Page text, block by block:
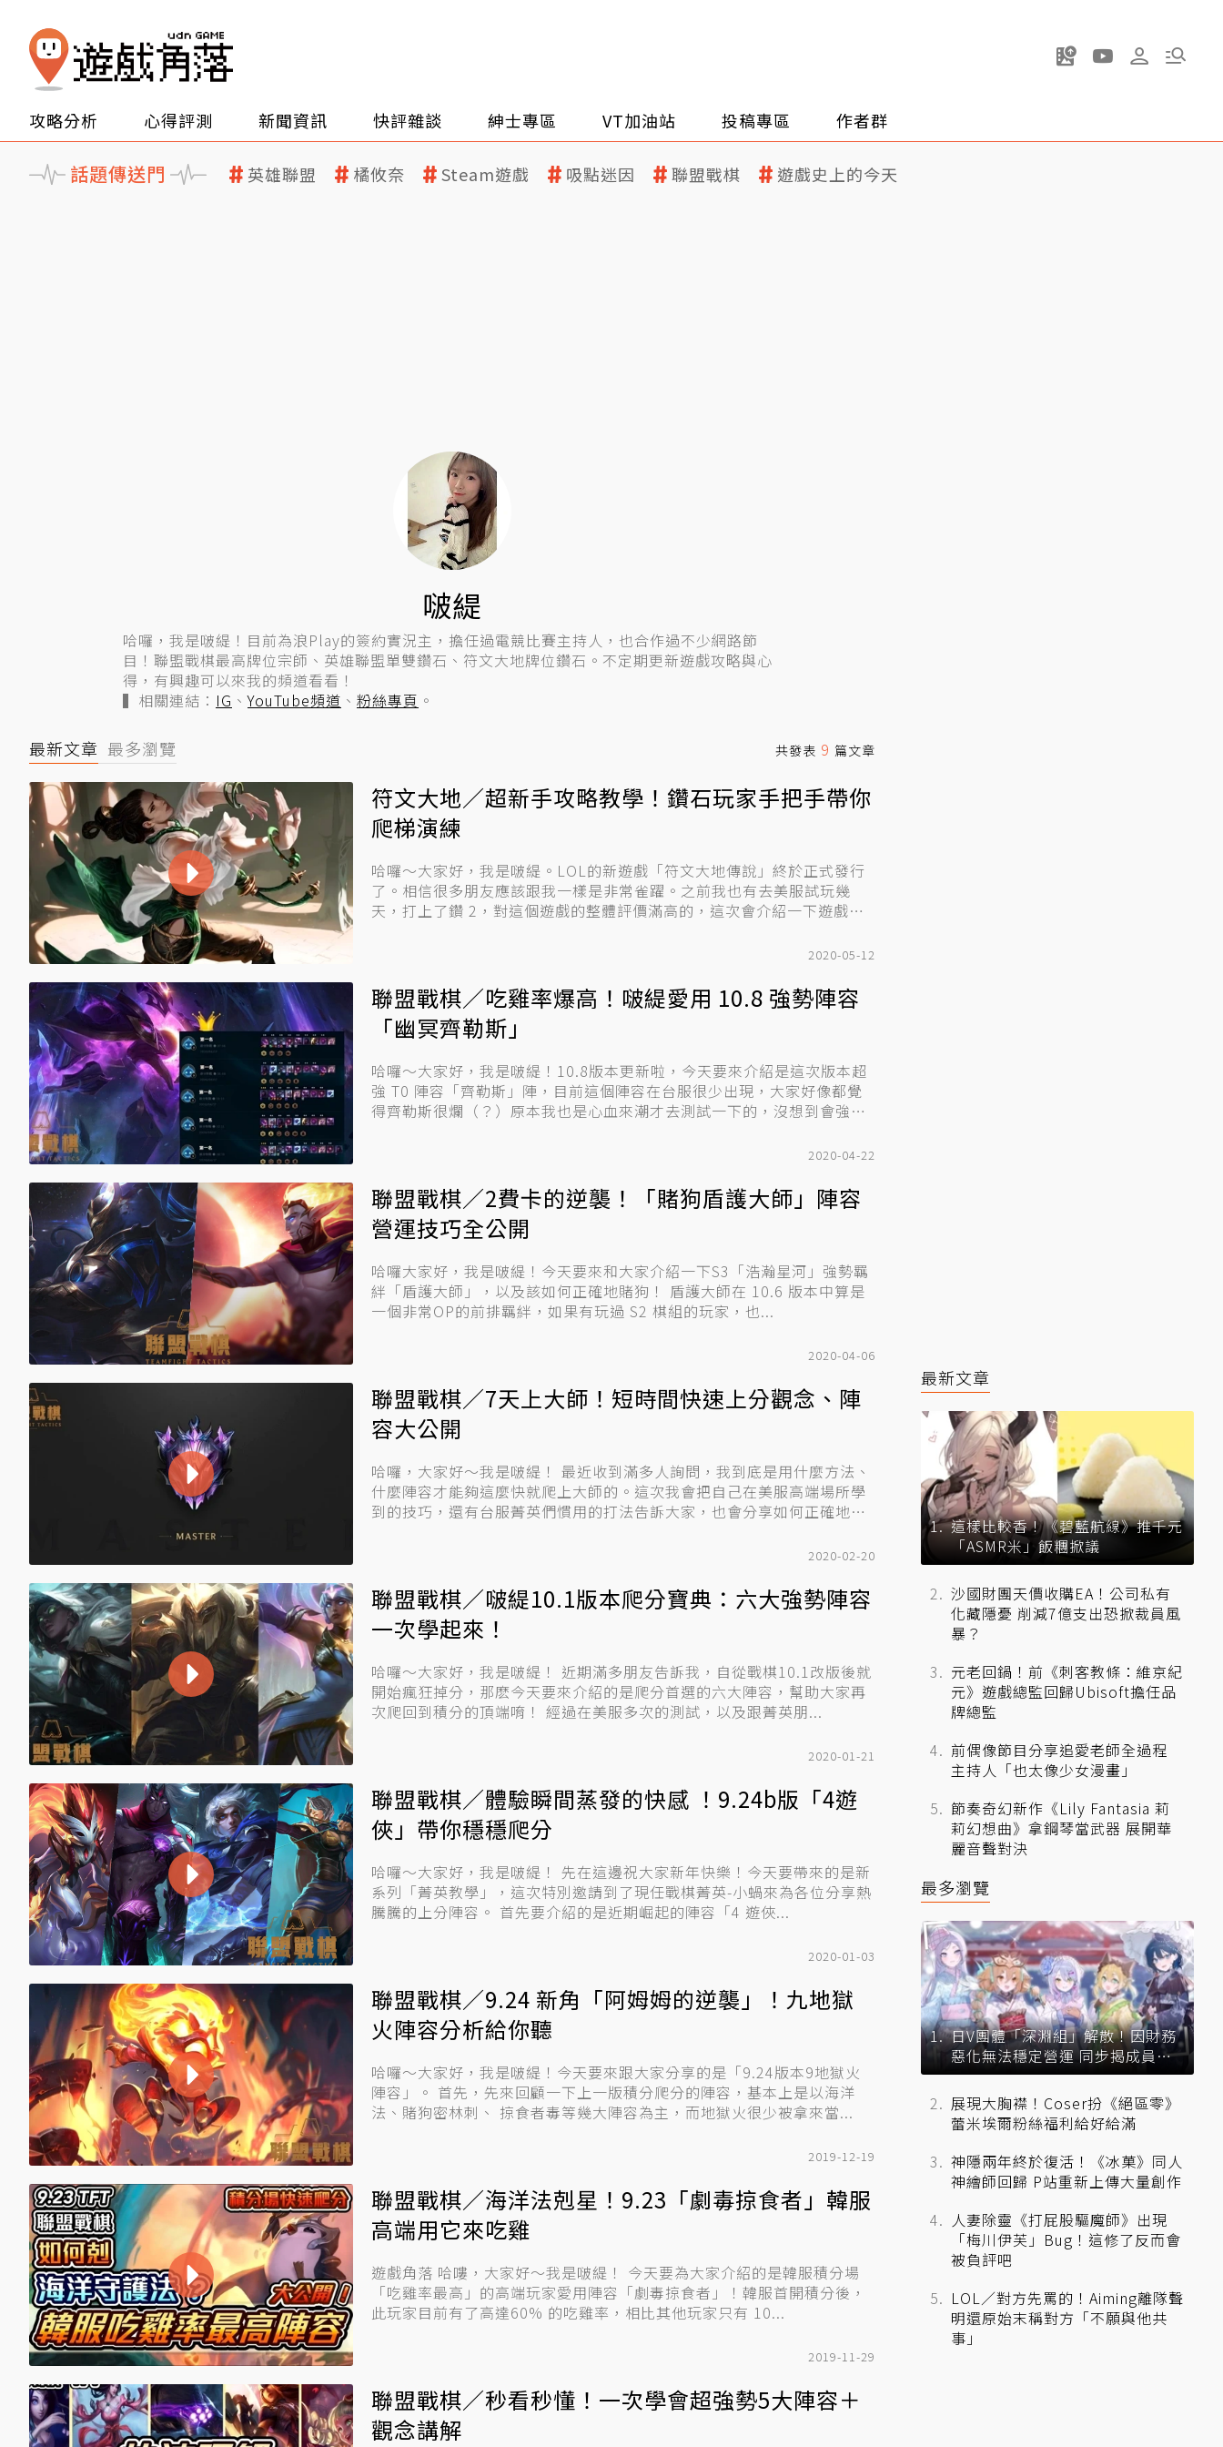
攻略分析 心得評測 新聞資訊 快評雜談 紳士專區 VT加油站 投稿專區 作者群
話題傳送門 英雄聯盟 橘攸奈 Steam遊戲 吸點迷因 聯盟戰棋 遊戲史上的今天
啵緹
哈囉，我是啵緹！目前為浪Play的簽約實況主，擔任過電競比賽主持人，也合作過不少網路節
目！聯盟戰棋最高牌位宗師、英雄聯盟單雙鑽石、符文大地牌位鑽石。不定期更新遊戲攻略與心
得，有興趣可以來我的頻道看看！
▍相關連結： IG 、YouTube頻道 、 粉絲專頁 。
共發表 9 篇文章
最新文章 最多瀏覽
符文大地／超新手攻略教學！鑽石玩家手把手帶你
爬梯演練
哈囉～大家好，我是啵緹。LOL的新遊戲「符文大地傳說」終於正式發行
了。相信很多朋友應該跟我一樣是非常雀躍。之前我也有去美服試玩幾
天，打上了鑽 2，對這個遊戲的整體評價滿高的，這次會介紹一下遊戲的
2020-05-12
聯盟戰棋／吃雞率爆高！啵緹愛用 10.8 強勢陣容
「幽冥齊勒斯」
哈囉～大家好，我是啵緹！10.8版本更新啦，今天要來介紹是這次版本超
強 T0 陣容「齊勒斯」陣，目前這個陣容在台服很少出現，大家好像都覺
得齊勒斯很爛（？）原本我也是心血來潮才去測試一下的，沒想到會強
2020-04-22
聯盟戰棋／2費卡的逆襲！「賭狗盾護大師」陣容
營運技巧全公開
哈囉大家好，我是啵緹！今天要來和大家介紹一下S3「浩瀚星河」強勢羈
絆「盾護大師」，以及該如何正確地賭狗！ 盾護大師在 10.6 版本中算是
一個非常OP的前排羈絆，如果有玩過 S2 棋組的玩家，也...
2020-04-06
聯盟戰棋／7天上大師！短時間快速上分觀念、陣
容大公開
哈囉，大家好～我是啵緹！ 最近收到滿多人詢問，我到底是用什麼方法、
什麼陣容才能夠這麼快就爬上大師的。這次我會把自己在美服高端場所學
到的技巧，還有台服菁英們慣用的打法告訴大家，也會分享如何正確地決
2020-02-20
聯盟戰棋／啵緹10.1版本爬分寶典：六大強勢陣容
一次學起來！
哈囉～大家好，我是啵緹！ 近期滿多朋友告訴我，自從戰棋10.1改版後就
開始瘋狂掉分，那麽今天要來介紹的是爬分首選的六大陣容，幫助大家再
次爬回到積分的頂端唷！ 經過在美服多次的測試，以及跟菁英朋...
2020-01-21
聯盟戰棋／體驗瞬間蒸發的快感 ！9.24b版「4遊
俠」帶你穩穩爬分
哈囉～大家好，我是啵緹！ 先在這邊祝大家新年快樂！今天要帶來的是新
系列「菁英教學」，這次特別邀請到了現任戰棋菁英-小蝸來為各位分享熱
騰騰的上分陣容。 首先要介紹的是近期崛起的陣容「4 遊俠...
2020-01-03
聯盟戰棋／9.24 新角「阿姆姆的逆襲」！九地獄
火陣容分析給你聽
哈囉～大家好，我是啵緹！今天要來跟大家分享的是「9.24版本9地獄火
陣容」。 首先，先來回顧一下上一版積分爬分的陣容，基本上是以海洋
法、賭狗密林刺、 掠食者毒等幾大陣容為主，而地獄火很少被拿來當...
2019-12-19
聯盟戰棋／海洋法剋星！9.23「劇毒掠食者」韓服
高端用它來吃雞
遊戲角落 哈嘍，大家好～我是啵緹！ 今天要為大家介紹的是韓服積分場
「吃雞率最高」的高端玩家愛用陣容「劇毒掠食者」！韓服首開積分後，
此玩家目前有了高達60% 的吃雞率，相比其他玩家只有 10...
2019-11-29
聯盟戰棋／秒看秒懂！一次學會超強勢5大陣容＋
觀念講解
最新文章
這樣比較香！《碧藍航線》推千元
「ASMR米」飯糰掀議
沙國財團天價收購EA！公司私有
化藏隱憂 削減7億支出恐掀裁員風
暴？
元老回鍋！前《刺客教條：維京紀
元》遊戲總監回歸Ubisoft擔任品
牌總監
前偶像節目分享追愛老師全過程
主持人「也太像少女漫畫」
節奏奇幻新作《Lily Fantasia 莉
莉幻想曲》拿鋼琴當武器 展開華
麗音聲對決
最多瀏覽
日V團體「深淵組」解散！因財務
惡化無法穩定營運 同步揭成員未
來去向
展現大胸襟！Coser扮《絕區零》
蕾米埃爾粉絲福利給好給滿
神隱兩年終於復活！《冰菓》同人
神繪師回歸 P站重新上傳大量創作
人妻除靈《打屁股驅魔師》出現
「梅川伊芙」Bug！這修了反而會
被負評吧
LOL／對方先罵的！Aiming離隊聲
明還原始末稱對方「不願與他共
事」